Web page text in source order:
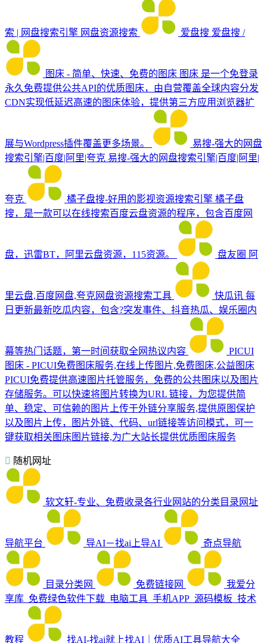
索 | 网盘搜索引擎 网盘资源搜索 爱盘搜 爱盘搜 /
图床 - 简单、快速、免费的图床 图床 是一个免登录
永久免费提供公共API的优质图床，由自营覆盖全球内容分发
CDN实现低延迟高速的图床体验，提供第三方应用浏览器扩
展与Wordpress插件覆盖更多场景。
易搜-强大的网盘
搜索引擎|百度|阿里|夸克 易搜-强大的网盘搜索引擎|百度|阿里|
夸克 橘子盘搜-好用的影视资源搜索引擎 橘子盘
搜，是一款可以在线搜索百度云盘资源的程序，包含百度网
盘，迅雷BT，阿里云盘资源，115资源。 盘友圈 阿
里云盘,百度网盘,夸克网盘资源搜索工具 快瓜讯 每
日更新最新吃瓜内容，包含?突发事件、抖音热瓜、娱乐圈内
幕等热门话题，第一时间获取全网热议内容
PICUI
图床 - PICUI免费图床服务,在线上传图片,免费图床,公益图床
PICUI免费提供高速图片托管服务，免费的公共图床以及图片
存储服务。可以快速将图片转换为URL 链接，为您提供简
单、稳定、可信赖的图片上传于外链分享服务,提供原图保护
以及图片上传，图片外链、代码、url链接等访问模式，可一
键获取相关图床图片链接,为广大站长提供优质图床服务
随机网址
软文轩-专业、免费收录各行业网站的分类目录网址
导航平台 导AI－找ai上导AI 奇点导航
目录分类网 免费链接网
我爱分
享库_免费绿色软件下载_电脑工具_手机APP_源码模板_技术
教程 找AI-找ai就上找AI｜优质AI工具导航大全